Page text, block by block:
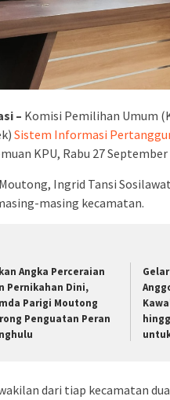
– Komisi Pemilihan Umum
Sistem Informasi
KPU, Rabu 27 September
Ingrid Tansi
masing kecamatan.
Angka Perceraian
Pernikahan Dini,
Parigi Moutong
Penguatan Peran
dari tiap kecamatan